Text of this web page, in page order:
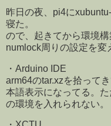
昨日の夜、pi4に
寝た。
ので、起きてから環境構
numlock周りの設定を変
・Arduino IDE
arm64のtar.xzを拾って
本語表示になってる。
の環境を入れられない。